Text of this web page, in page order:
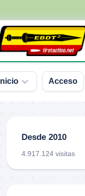
Inicio
Donativos
Acceso
Desde 2010
4.917.124 visitas